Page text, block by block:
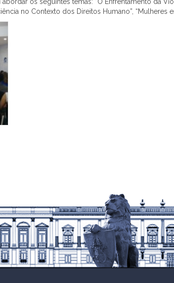
os seguintes temas: “O Enfrentamento da
no Contexto dos Direitos Humano”, “Mulheres